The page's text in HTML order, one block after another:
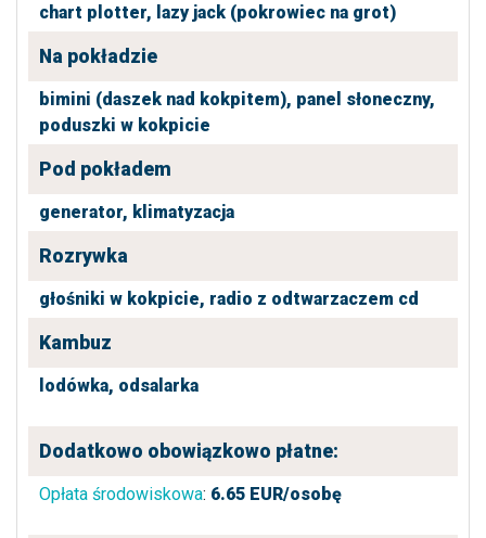
chart plotter, lazy jack (pokrowiec na grot)
Na pokładzie
bimini (daszek nad kokpitem), panel słoneczny,
poduszki w kokpicie
Pod pokładem
generator, klimatyzacja
Rozrywka
głośniki w kokpicie, radio z odtwarzaczem cd
Kambuz
lodówka, odsalarka
Dodatkowo obowiązkowo płatne:
Opłata środowiskowa: 6.65 EUR/osobę